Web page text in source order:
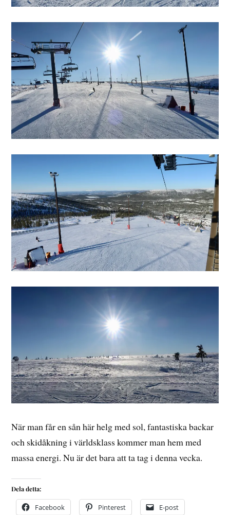
När man får en sån här helg med sol, fantastiska backar
och skidåkning i världsklass kommer man hem med
massa energi. Nu är det bara att ta tag i denna vecka.
Dela detta:
Facebook Pinterest E-post